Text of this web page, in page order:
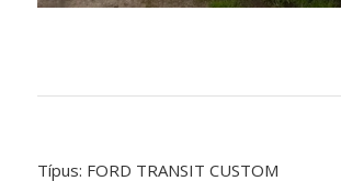
Típus: FORD TRANSIT CUSTOM